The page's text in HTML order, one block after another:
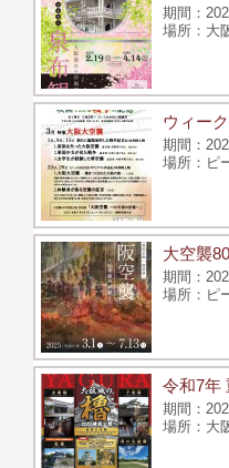
大
ウィー
ピ
大空襲
ピ
令和7年
大